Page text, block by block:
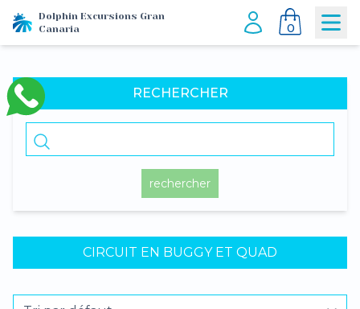
Dolphin Excursions Gran
Canaria
0
RECHERCHER
rechercher
CIRCUIT EN BUGGY ET QUAD